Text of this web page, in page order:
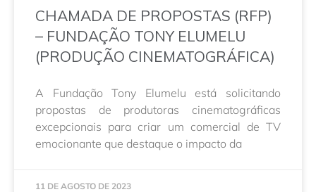
CHAMADA DE PROPOSTAS (RFP)
– FUNDAÇÃO TONY ELUMELU
(PRODUÇÃO CINEMATOGRÁFICA)
A Fundação Tony Elumelu está solicitando
propostas de produtoras cinematográficas
excepcionais para criar um comercial de TV
emocionante que destaque o impacto da
11 DE AGOSTO DE 2023